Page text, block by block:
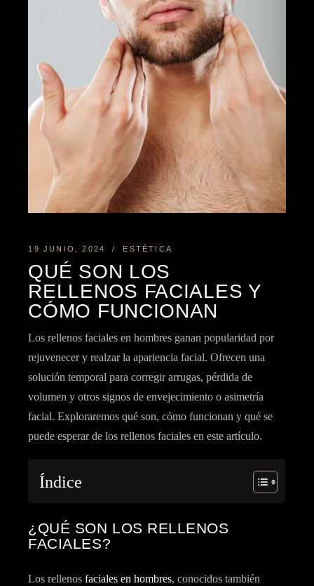
19 JUNIO, 2024 ESTÉTICA
QUÉ SON LOS
RELLENOS FACIALES Y
CÓMO FUNCIONAN
Los rellenos faciales en hombres ganan popularidad por
rejuvenecer y realzar la apariencia facial. Ofrecen una
solución temporal para corregir arrugas, pérdida de
volumen y otros signos de envejecimiento o asimetría
facial. Exploraremos qué son, cómo funcionan y qué se
puede esperar de los rellenos faciales en este artículo.
Índice
¿QUÉ SON LOS RELLENOS
FACIALES?
Los rellenosfaciales en hombres, conocidos también